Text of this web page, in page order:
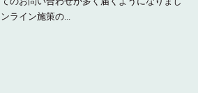
ライン施策の...